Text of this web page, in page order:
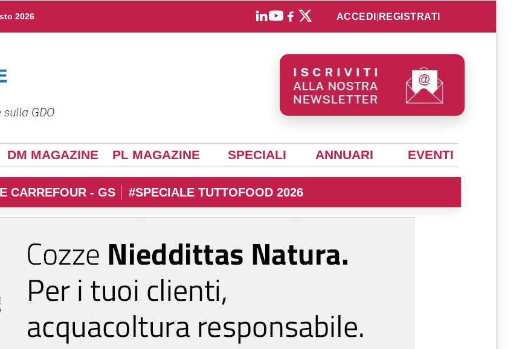
2026 ACCEDI REGISTRATI
DM MAGAZINE PL MAGAZINE SPECIALI ANNUARI EVENTI
CARREFOUR - GS #SPECIALE TUTTOFOOD 2026